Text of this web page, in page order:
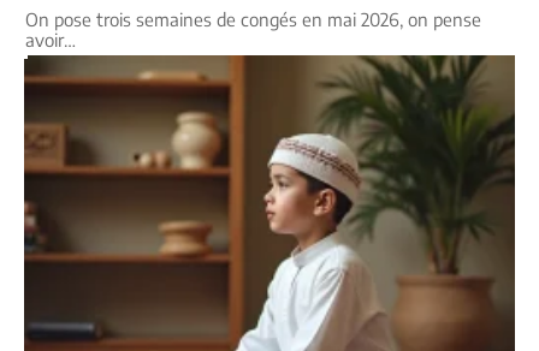
On pose trois semaines de congés en mai 2026, on pense
avoir…